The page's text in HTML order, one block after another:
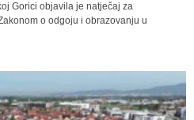
Gorici objavila je natječaj za
o odgoju i obrazovanju u